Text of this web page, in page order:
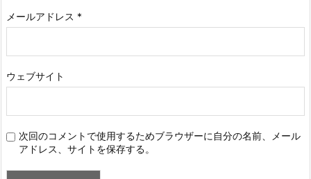
メールアドレス *
ウェブサイト
次回のコメントで使用するためブラウザーに自分の名前、メール
アドレス、サイトを保存する。